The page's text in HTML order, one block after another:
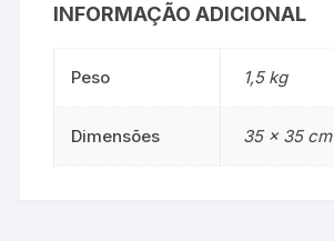
INFORMAÇÃO ADICIONAL
Peso 1,5 kg
Dimensões 35 × 35 cm